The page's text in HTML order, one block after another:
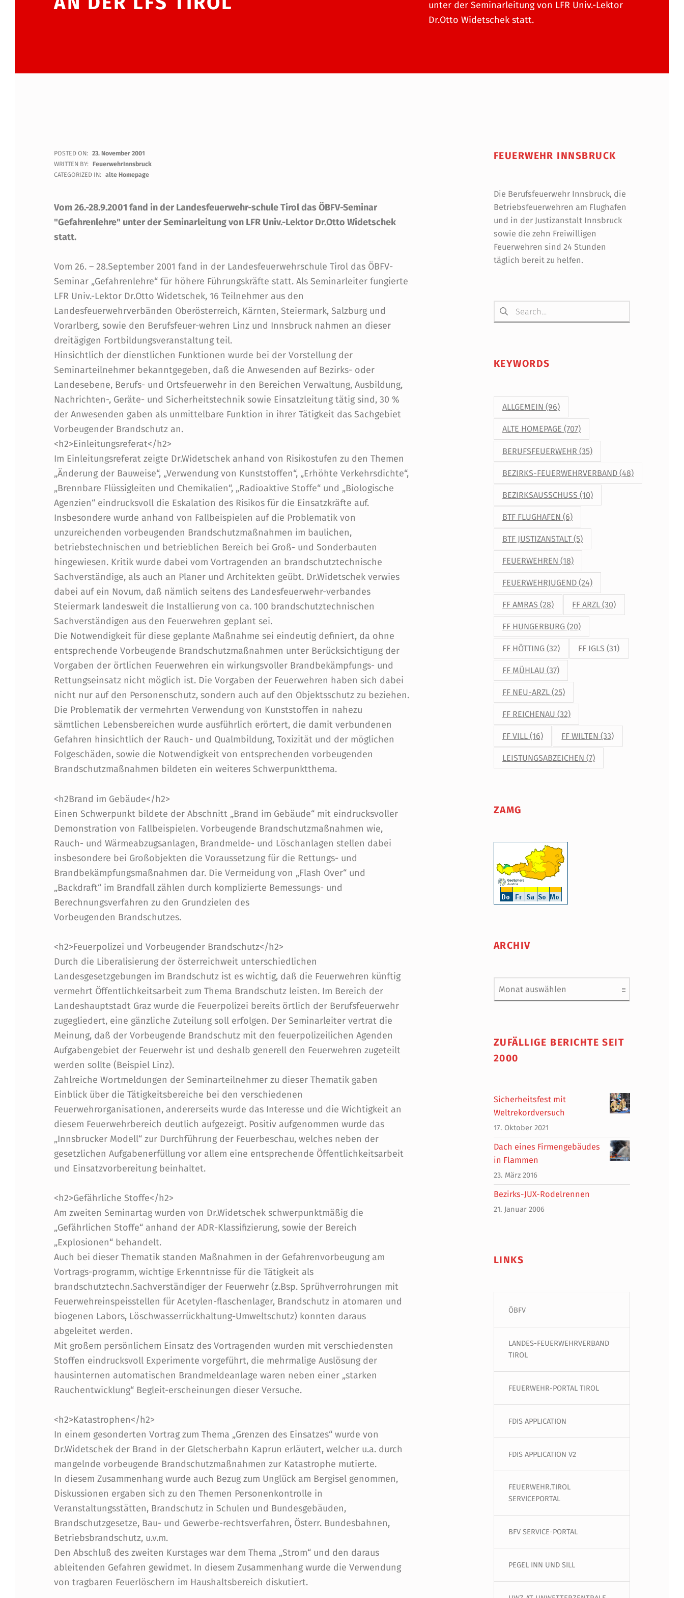
unter der Seminarleitung von LFR Univ.-Lektor
Dr.Otto Widetschek statt.
Ö
B
F
V
S
E
M
I
N
A
R
‚
G
E
F
A
H
R
E
N
L
E
H
R
E
‘
A
N
D
E
R
L
F
S
T
I
R
O
L
POSTED ON: 23. November 2001
WRITTEN BY: FeuerwehrInnsbruck
CATEGORIZED IN: alte Homepage
Vom 26.-28.9.2001 fand in der Landesfeuerwehr-schule Tirol das ÖBFV-Seminar
"Gefahrenlehre" unter der Seminarleitung von LFR Univ.-Lektor Dr.Otto Widetschek
statt.
Vom 26. – 28.September 2001 fand in der Landesfeuerwehrschule Tirol das ÖBFV-
Seminar „Gefahrenlehre“ für höhere Führungskräfte statt. Als Seminarleiter fungierte
LFR Univ.-Lektor Dr.Otto Widetschek, 16 Teilnehmer aus den
Landesfeuerwehrverbänden Oberösterreich, Kärnten, Steiermark, Salzburg und
Vorarlberg, sowie den Berufsfeuer-wehren Linz und Innsbruck nahmen an dieser
dreitägigen Fortbildungsveranstaltung teil.
Hinsichtlich der dienstlichen Funktionen wurde bei der Vorstellung der
Seminarteilnehmer bekanntgegeben, daß die Anwesenden auf Bezirks- oder
Landesebene, Berufs- und Ortsfeuerwehr in den Bereichen Verwaltung, Ausbildung,
Nachrichten-, Geräte- und Sicherheitstechnik sowie Einsatzleitung tätig sind, 30 %
der Anwesenden gaben als unmittelbare Funktion in ihrer Tätigkeit das Sachgebiet
Vorbeugender Brandschutz an.
<h2>Einleitungsreferat</h2>
Im Einleitungsreferat zeigte Dr.Widetschek anhand von Risikostufen zu den Themen
„Änderung der Bauweise“, „Verwendung von Kunststoffen“, „Erhöhte Verkehrsdichte“,
„Brennbare Flüssigleiten und Chemikalien“, „Radioaktive Stoffe“ und „Biologische
Agenzien“ eindrucksvoll die Eskalation des Risikos für die Einsatzkräfte auf.
Insbesondere wurde anhand von Fallbeispielen auf die Problematik von
unzureichenden vorbeugenden Brandschutzmaßnahmen im baulichen,
betriebstechnischen und betrieblichen Bereich bei Groß- und Sonderbauten
hingewiesen. Kritik wurde dabei vom Vortragenden an brandschutztechnische
Sachverständige, als auch an Planer und Architekten geübt. Dr.Widetschek verwies
dabei auf ein Novum, daß nämlich seitens des Landesfeuerwehr-verbandes
Steiermark landesweit die Installierung von ca. 100 brandschutztechnischen
Sachverständigen aus den Feuerwehren geplant sei.
Die Notwendigkeit für diese geplante Maßnahme sei eindeutig definiert, da ohne
entsprechende Vorbeugende Brandschutzmaßnahmen unter Berücksichtigung der
Vorgaben der örtlichen Feuerwehren ein wirkungsvoller Brandbekämpfungs- und
Rettungseinsatz nicht möglich ist. Die Vorgaben der Feuerwehren haben sich dabei
nicht nur auf den Personenschutz, sondern auch auf den Objektsschutz zu beziehen.
Die Problematik der vermehrten Verwendung von Kunststoffen in nahezu
sämtlichen Lebensbereichen wurde ausführlich erörtert, die damit verbundenen
Gefahren hinsichtlich der Rauch- und Qualmbildung, Toxizität und der möglichen
Folgeschäden, sowie die Notwendigkeit von entsprechenden vorbeugenden
Brandschutzmaßnahmen bildeten ein weiteres Schwerpunktthema.
<h2Brand im Gebäude</h2>
Einen Schwerpunkt bildete der Abschnitt „Brand im Gebäude“ mit eindrucksvoller
Demonstration von Fallbeispielen. Vorbeugende Brandschutzmaßnahmen wie,
Rauch- und Wärmeabzugsanlagen, Brandmelde- und Löschanlagen stellen dabei
insbesondere bei Großobjekten die Voraussetzung für die Rettungs- und
Brandbekämpfungsmaßnahmen dar. Die Vermeidung von „Flash Over“ und
„Backdraft“ im Brandfall zählen durch komplizierte Bemessungs- und
Berechnungsverfahren zu den Grundzielen des
Vorbeugenden Brandschutzes.
<h2>Feuerpolizei und Vorbeugender Brandschutz</h2>
Durch die Liberalisierung der österreichweit unterschiedlichen
Landesgesetzgebungen im Brandschutz ist es wichtig, daß die Feuerwehren künftig
vermehrt Öffentlichkeitsarbeit zum Thema Brandschutz leisten. Im Bereich der
Landeshauptstadt Graz wurde die Feuerpolizei bereits örtlich der Berufsfeuerwehr
zugegliedert, eine gänzliche Zuteilung soll erfolgen. Der Seminarleiter vertrat die
Meinung, daß der Vorbeugende Brandschutz mit den feuerpolizeilichen Agenden
Aufgabengebiet der Feuerwehr ist und deshalb generell den Feuerwehren zugeteilt
werden sollte (Beispiel Linz).
Zahlreiche Wortmeldungen der Seminarteilnehmer zu dieser Thematik gaben
Einblick über die Tätigkeitsbereiche bei den verschiedenen
Feuerwehrorganisationen, andererseits wurde das Interesse und die Wichtigkeit an
diesem Feuerwehrbereich deutlich aufgezeigt. Positiv aufgenommen wurde das
„Innsbrucker Modell“ zur Durchführung der Feuerbeschau, welches neben der
gesetzlichen Aufgabenerfüllung vor allem eine entsprechende Öffentlichkeitsarbeit
und Einsatzvorbereitung beinhaltet.
<h2>Gefährliche Stoffe</h2>
Am zweiten Seminartag wurden von Dr.Widetschek schwerpunktmäßig die
„Gefährlichen Stoffe“ anhand der ADR-Klassifizierung, sowie der Bereich
„Explosionen“ behandelt.
Auch bei dieser Thematik standen Maßnahmen in der Gefahrenvorbeugung am
Vortrags-programm, wichtige Erkenntnisse für die Tätigkeit als
brandschutztechn.Sachverständiger der Feuerwehr (z.Bsp. Sprühverrohrungen mit
Feuerwehreinspeisstellen für Acetylen-flaschenlager, Brandschutz in atomaren und
biogenen Labors, Löschwasserrückhaltung-Umweltschutz) konnten daraus
abgeleitet werden.
Mit großem persönlichem Einsatz des Vortragenden wurden mit verschiedensten
Stoffen eindrucksvoll Experimente vorgeführt, die mehrmalige Auslösung der
hausinternen automatischen Brandmeldeanlage waren neben einer „starken
Rauchentwicklung“ Begleit-erscheinungen dieser Versuche.
<h2>Katastrophen</h2>
In einem gesonderten Vortrag zum Thema „Grenzen des Einsatzes“ wurde von
Dr.Widetschek der Brand in der Gletscherbahn Kaprun erläutert, welcher u.a. durch
mangelnde vorbeugende Brandschutzmaßnahmen zur Katastrophe mutierte.
In diesem Zusammenhang wurde auch Bezug zum Unglück am Bergisel genommen,
Diskussionen ergaben sich zu den Themen Personenkontrolle in
Veranstaltungsstätten, Brandschutz in Schulen und Bundesgebäuden,
Brandschutzgesetze, Bau- und Gewerbe-rechtsverfahren, Österr. Bundesbahnen,
Betriebsbrandschutz, u.v.m.
Den Abschluß des zweiten Kurstages war dem Thema „Strom“ und den daraus
ableitenden Gefahren gewidmet. In diesem Zusammenhang wurde die Verwendung
von tragbaren Feuerlöschern im Haushaltsbereich diskutiert.
FEUERWEHR INNSBRUCK
Die Berufsfeuerwehr Innsbruck, die
Betriebsfeuerwehren am Flughafen
und in der Justizanstalt Innsbruck
sowie die zehn Freiwilligen
Feuerwehren sind 24 Stunden
täglich bereit zu helfen.
Suchen nach:
KEYWORDS
ALLGEMEIN (96)
ALTE HOMEPAGE (707)
BERUFSFEUERWEHR (35)
BEZIRKS-FEUERWEHRVERBAND (48)
BEZIRKSAUSSCHUSS (10)
BTF FLUGHAFEN (6)
BTF JUSTIZANSTALT (5)
FEUERWEHREN (18)
FEUERWEHRJUGEND (24)
FF AMRAS (28) FF ARZL (30)
FF HUNGERBURG (20)
FF HÖTTING (32) FF IGLS (31)
FF MÜHLAU (37)
FF NEU-ARZL (25)
FF REICHENAU (32)
FF VILL (16) FF WILTEN (33)
LEISTUNGSABZEICHEN (7)
ZAMG
ARCHIV
Archiv
ZUFÄLLIGE BERICHTE SEIT
2000
Sicherheitsfest mit
Weltrekordversuch
17. Oktober 2021
Dach eines Firmengebäudes
in Flammen
23. März 2016
Bezirks-JUX-Rodelrennen
21. Januar 2006
LINKS
ÖBFV
LANDES-FEUERWEHRVERBAND
TIROL
FEUERWEHR-PORTAL TIROL
FDIS APPLICATION
FDIS APPLICATION V2
FEUERWEHR.TIROL
SERVICEPORTAL
BFV SERVICE-PORTAL
PEGEL INN UND SILL